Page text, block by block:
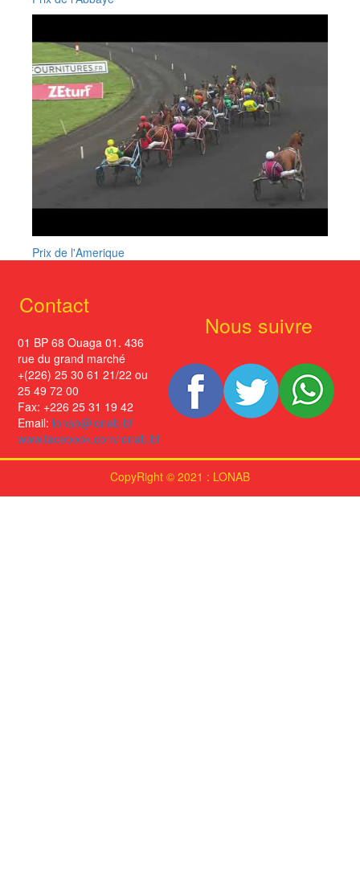
Prix de l'Amerique
Contact
01 BP 68 Ouaga 01. 436
rue du grand marché
+(226) 25 30 61 21/22 ou
25 49 72 00
Fax: +226 25 31 19 42
Email: lonab@lonab.bf
www.facebook.com/lonab.bf
Nous suivre
CopyRight © 2021 : LONAB